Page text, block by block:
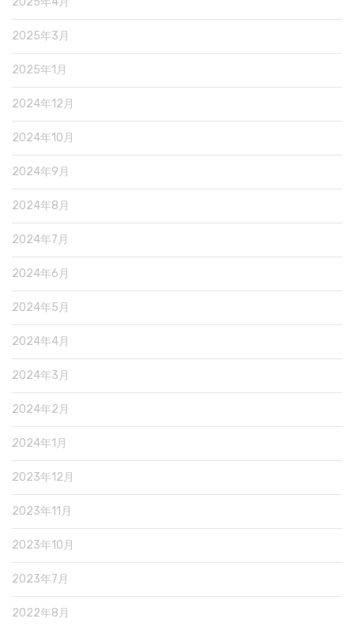
2025年3月
2025年1月
2024年12月
2024年10月
2024年9月
2024年8月
2024年7月
2024年6月
2024年5月
2024年4月
2024年3月
2024年2月
2024年1月
2023年12月
2023年11月
2023年10月
2023年7月
2022年8月